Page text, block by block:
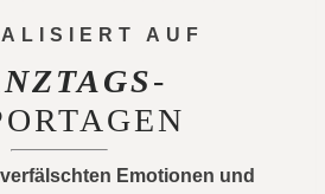
AUF
-
Emotionen und